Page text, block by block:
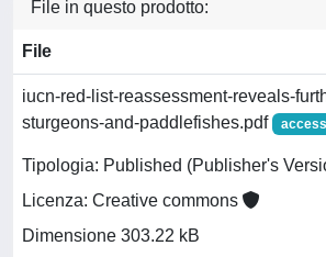
File in questo prodotto:
File
iucn-red-list-reassessment-reveals-
sturgeons-and-paddlefishes.pdf
Tipologia: Published (Publisher's
Licenza: Creative commons
Dimensione 303.22 kB